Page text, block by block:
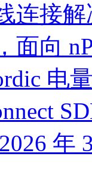
连接
面向
电
年